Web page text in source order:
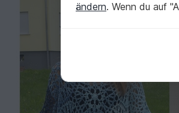
ändern. Wenn du auf